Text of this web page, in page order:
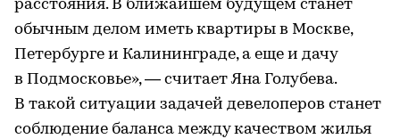
расстояния. В ближайшем будущем станет
обычным делом иметь квартиры в Москве,
Петербурге и Калининграде, а еще и дачу
в Подмосковье», — считает Яна Голубева.
В такой ситуации задачей девелоперов станет
соблюдение баланса между качеством жилья